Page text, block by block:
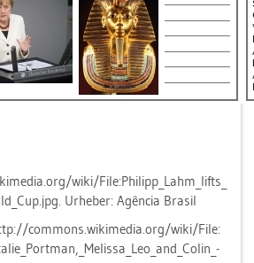
​wiki/​File:​Phil­ip­p_​Lahm_​lifts_​
Ur­he­ber: Agência Bra­sil
​com­mons.​wi­ki­me­dia.​org/​wiki/​File:​